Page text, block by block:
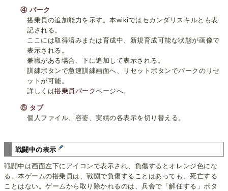
④ パーク
搭乗員の追加能力を示す。本wikiではセカンダリスキルとも表
記される。
ここには取得済みまたは育成中、新規育成可能な状態が画像で
表示される。
兼職がある場合、下に追加して表示される。
訓練ボタンで急速訓練画面へ、リセットボタンでパークのリセ
ットが可能。
詳しくは搭乗員パークページへ。
⑤ タブ
個人ファイル、容姿、実績の各表示を切り替える。
戦闘中の表示
戦闘中は画面左下にアイコンで表示され、負傷するとオレンジ色にな
る。本ゲームの搭乗員は、戦闘で負傷することはあっても、死亡する
ことはない。ゲームから取り除かれるのは、兵舎で「解任する」ボタ